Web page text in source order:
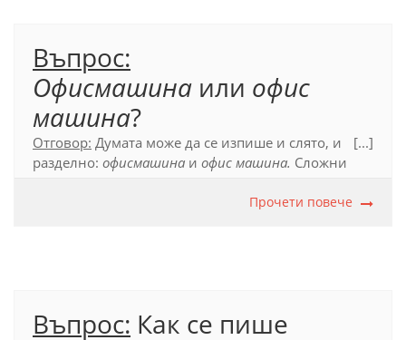
Въпрос:
Офисмашина или офис
машина?
Отговор: Думата може да се изпише и слято, и
разделно: офисмашина и офис машина. Сложни
двете) са от чужд произход и се употребяват и
[...]
Прочети повече
Въпрос: Как се пише